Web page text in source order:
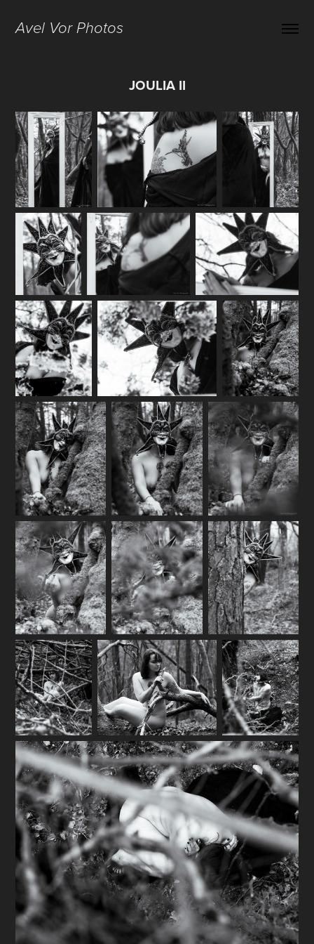
Avel Vor Photos
JOULIA II